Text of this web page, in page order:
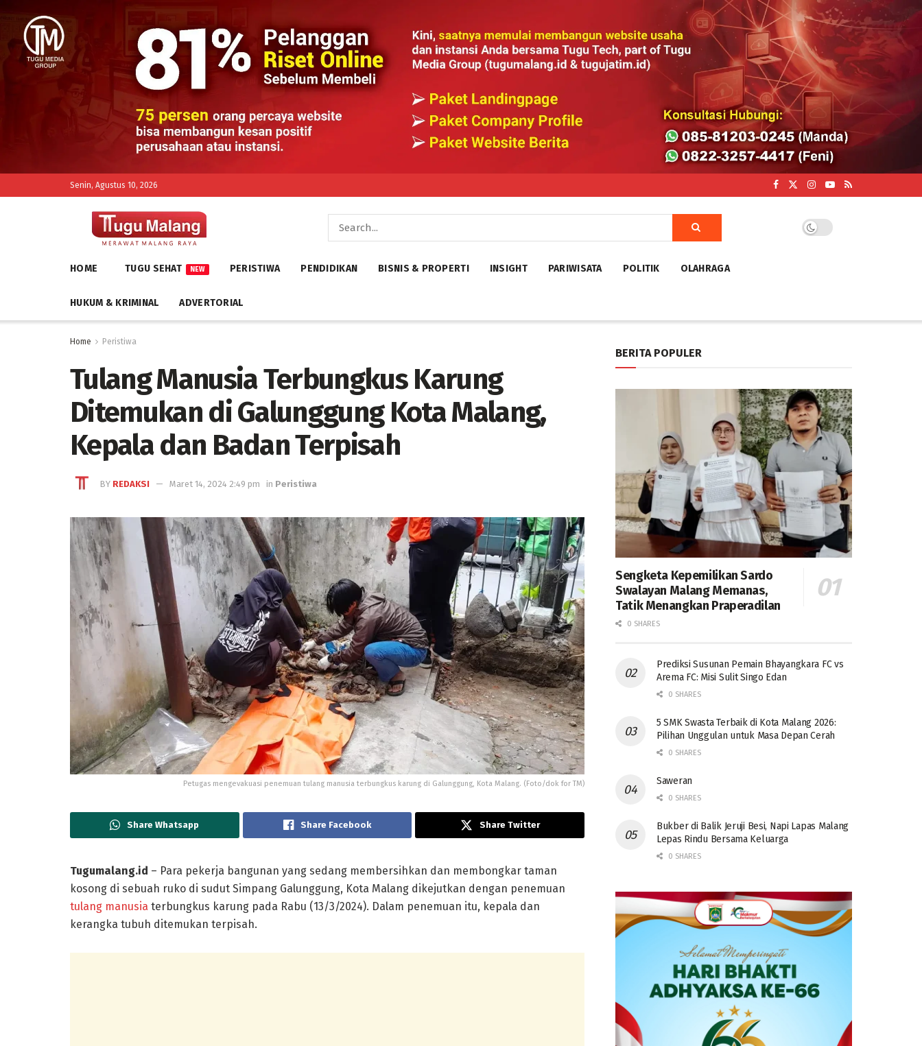
Senin, Agustus 10, 2026
HOME TUGU SEHAT NEW PERISTIWA PENDIDIKAN BISNIS & PROPERTI INSIGHT PARIWISATA POLITIK OLAHRAGA
HUKUM & KRIMINAL ADVERTORIAL
Home Peristiwa
Tulang Manusia Terbungkus Karung
Ditemukan di Galunggung Kota Malang,
Kepala dan Badan Terpisah
BY REDAKSI Maret 14, 2024 2:49 pm in Peristiwa
Petugas mengevakuasi penemuan tulang manusia terbungkus karung di Galunggung, Kota Malang. (Foto/dok for TM)
Share Whatsapp Share Facebook Share Twitter
Tugumalang.id – Para pekerja bangunan yang sedang membersihkan dan membongkar taman
kosong di sebuah ruko di sudut Simpang Galunggung, Kota Malang dikejutkan dengan penemuan
tulang manusia terbungkus karung pada Rabu (13/3/2024). Dalam penemuan itu, kepala dan
kerangka tubuh ditemukan terpisah.
BERITA POPULER
Sengketa Kepemilikan Sardo
Swalayan Malang Memanas,
Tatik Menangkan Praperadilan
0 SHARES
Prediksi Susunan Pemain Bhayangkara FC vs
Arema FC: Misi Sulit Singo Edan
0 SHARES
5 SMK Swasta Terbaik di Kota Malang 2026:
Pilihan Unggulan untuk Masa Depan Cerah
0 SHARES
Saweran
0 SHARES
Bukber di Balik Jeruji Besi, Napi Lapas Malang
Lepas Rindu Bersama Keluarga
0 SHARES